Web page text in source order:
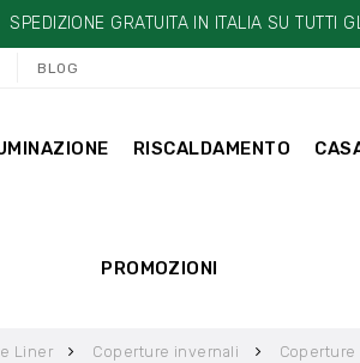
SPEDIZIONE GRATUITA IN ITALIA SU TUTTI
BLOG
RISCALDAMENTO
PROMOZIONI
Liner Coperture invernali